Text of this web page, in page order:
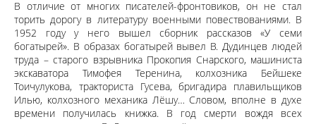
В отличие от многих писателей-фронтовиков, он не стал
торить дорогу в литературу военными повествованиями. В
1952 году у него вышел сборник рассказов «У семи
богатырей». В образах богатырей вывел В. Дудинцев людей
труда – старого взрывника Прокопия Снарского, машиниста
экскаватора Тимофея Теренина, колхозника Бейшеке
Тоичулукова, тракториста Гусева, бригадира плавильщиков
Илью, колхозного механика Лёшу… Словом, вполне в духе
времени получилась книжка. В год смерти вождя всех